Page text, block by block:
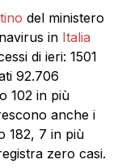
del ministero
in Italia
di ieri: 1501
92.706
102 in più
anche i
182, 7 in più
zero casi.